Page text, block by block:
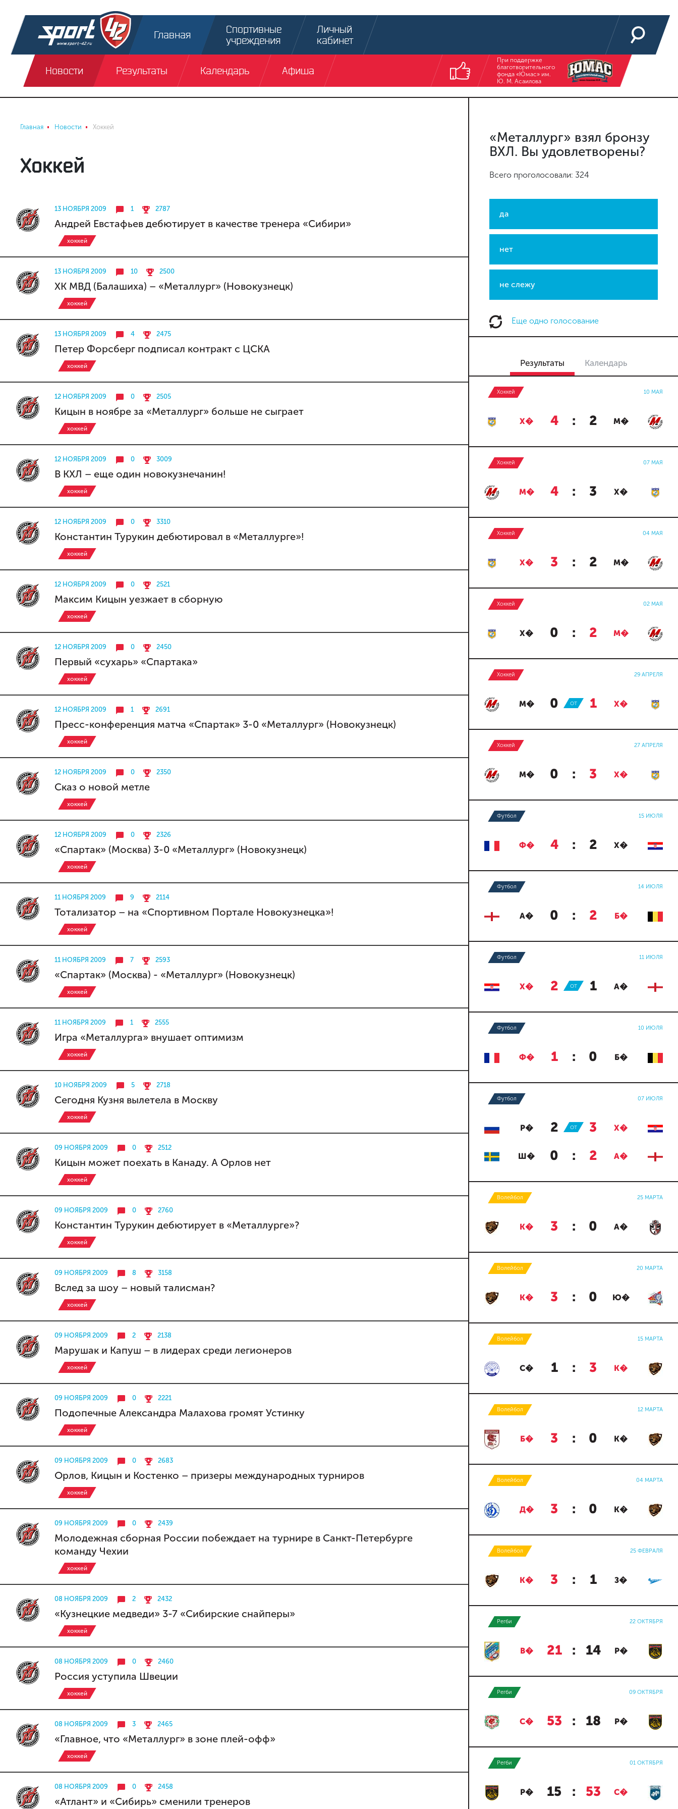
Главная
Спортивные
учреждения
Личный
кабинет
Новости Результаты Календарь Афиша
При поддержке
благотворительного
фонда «Юмас» им.
Ю. М. Асаилова
Главная Новости Хоккей
Хоккей
13 НОЯБРЯ 2009 1 2787
Андрей Евстафьев дебютирует в качестве тренера «Сибири»
хоккей
13 НОЯБРЯ 2009 10 2500
ХК МВД (Балашиха) – «Металлург» (Новокузнецк)
хоккей
13 НОЯБРЯ 2009 4 2475
Петер Форсберг подписал контракт с ЦСКА
хоккей
12 НОЯБРЯ 2009 0 2505
Кицын в ноябре за «Металлург» больше не сыграет
хоккей
12 НОЯБРЯ 2009 0 3009
В КХЛ – еще один новокузнечанин!
хоккей
12 НОЯБРЯ 2009 0 3310
Константин Турукин дебютировал в «Металлурге»!
хоккей
12 НОЯБРЯ 2009 0 2521
Максим Кицын уезжает в сборную
хоккей
12 НОЯБРЯ 2009 0 2450
Первый «сухарь» «Спартака»
хоккей
12 НОЯБРЯ 2009 1 2691
Пресс-конференция матча «Спартак» 3-0 «Металлург» (Новокузнецк)
хоккей
12 НОЯБРЯ 2009 0 2350
Сказ о новой метле
хоккей
12 НОЯБРЯ 2009 0 2326
«Спартак» (Москва) 3-0 «Металлург» (Новокузнецк)
хоккей
11 НОЯБРЯ 2009 9 2114
Тотализатор – на «Спортивном Портале Новокузнецка»!
хоккей
11 НОЯБРЯ 2009 7 2593
«Спартак» (Москва) - «Металлург» (Новокузнецк)
хоккей
11 НОЯБРЯ 2009 1 2555
Игра «Металлурга» внушает оптимизм
хоккей
10 НОЯБРЯ 2009 5 2718
Сегодня Кузня вылетела в Москву
хоккей
09 НОЯБРЯ 2009 0 2512
Кицын может поехать в Канаду. А Орлов нет
хоккей
09 НОЯБРЯ 2009 0 2760
Константин Турукин дебютирует в «Металлурге»?
хоккей
09 НОЯБРЯ 2009 8 3158
Вслед за шоу – новый талисман?
хоккей
09 НОЯБРЯ 2009 2 2138
Марушак и Капуш – в лидерах среди легионеров
хоккей
09 НОЯБРЯ 2009 0 2221
Подопечные Александра Малахова громят Устинку
хоккей
09 НОЯБРЯ 2009 0 2683
Орлов, Кицын и Костенко – призеры международных турниров
хоккей
09 НОЯБРЯ 2009 0 2439
Молодежная сборная России побеждает на турнире в Санкт-Петербурге
команду Чехии
хоккей
08 НОЯБРЯ 2009 2 2432
«Кузнецкие медведи» 3-7 «Сибирские снайперы»
хоккей
08 НОЯБРЯ 2009 0 2460
Россия уступила Швеции
хоккей
08 НОЯБРЯ 2009 3 2465
«Главное, что «Металлург» в зоне плей-офф»
хоккей
08 НОЯБРЯ 2009 0 2458
«Атлант» и «Сибирь» сменили тренеров
«Металлург» взял бронзу
ВХЛ. Вы удовлетворены?
Всего проголосовали: 324
да
нет
не слежу
Еще одно голосование
Результаты Календарь
Хоккей 10 МАЯ
Х� 4 : 2 М�
Хоккей 07 МАЯ
М� 4 : 3 Х�
Хоккей 04 МАЯ
Х� 3 : 2 М�
Хоккей 02 МАЯ
Х� 0 : 2 М�
Хоккей 29 АПРЕЛЯ
М� 0 : 1 Х�
ОТ
Хоккей 27 АПРЕЛЯ
М� 0 : 3 Х�
Футбол 15 ИЮЛЯ
Ф� 4 : 2 Х�
Футбол 14 ИЮЛЯ
А� 0 : 2 Б�
Футбол 11 ИЮЛЯ
Х� 2 : 1 А�
ОТ
Футбол 10 ИЮЛЯ
Ф� 1 : 0 Б�
Футбол 07 ИЮЛЯ
Р� 2 : 3 Х�
ОТ
Ш� 0 : 2 А�
Волейбол 25 МАРТА
К� 3 : 0 А�
Волейбол 20 МАРТА
К� 3 : 0 Ю�
Волейбол 15 МАРТА
С� 1 : 3 К�
Волейбол 12 МАРТА
Б� 3 : 0 К�
Волейбол 04 МАРТА
Д� 3 : 0 К�
Волейбол 25 ФЕВРАЛЯ
К� 3 : 1 З�
Регби 22 ОКТЯБРЯ
В� 21 : 14 Р�
Регби 09 ОКТЯБРЯ
С� 53 : 18 Р�
Регби 01 ОКТЯБРЯ
Р� 15 : 53 С�